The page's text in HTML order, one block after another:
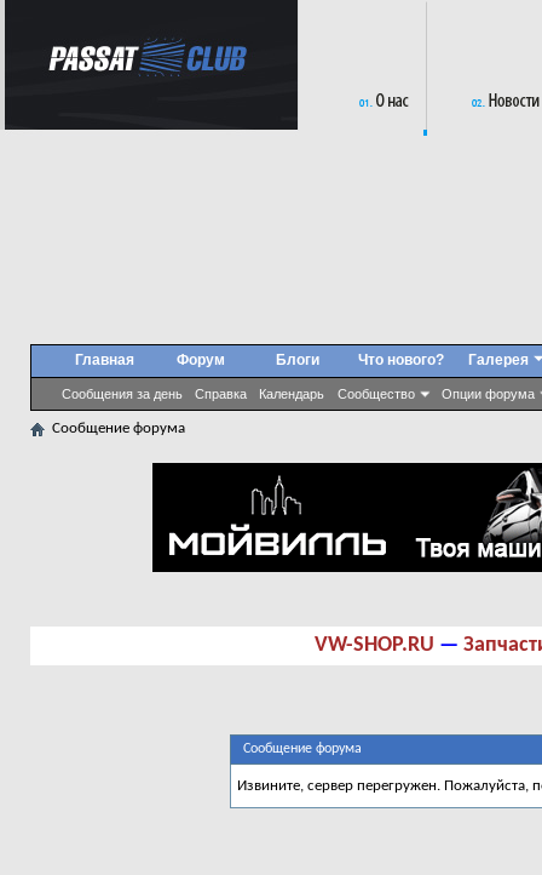
Главная Форум
Сообщения за день Справка Календарь Сообщество Опции форума
Блоги Что нового? Галерея
Сообщение форума
VW-SHOP.RU —
Сообщение форума
Извините, сервер перегружен. Пожалуйста,